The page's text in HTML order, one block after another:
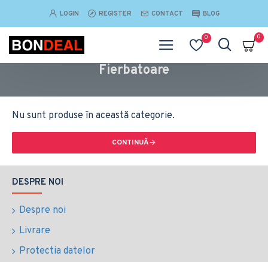
LOGIN REGISTER CONTACT BLOG
0 0
Fierbatoare
Nu sunt produse în această categorie.
CONTINUĂ
DESPRE NOI
Despre noi
Livrare
Protectia datelor